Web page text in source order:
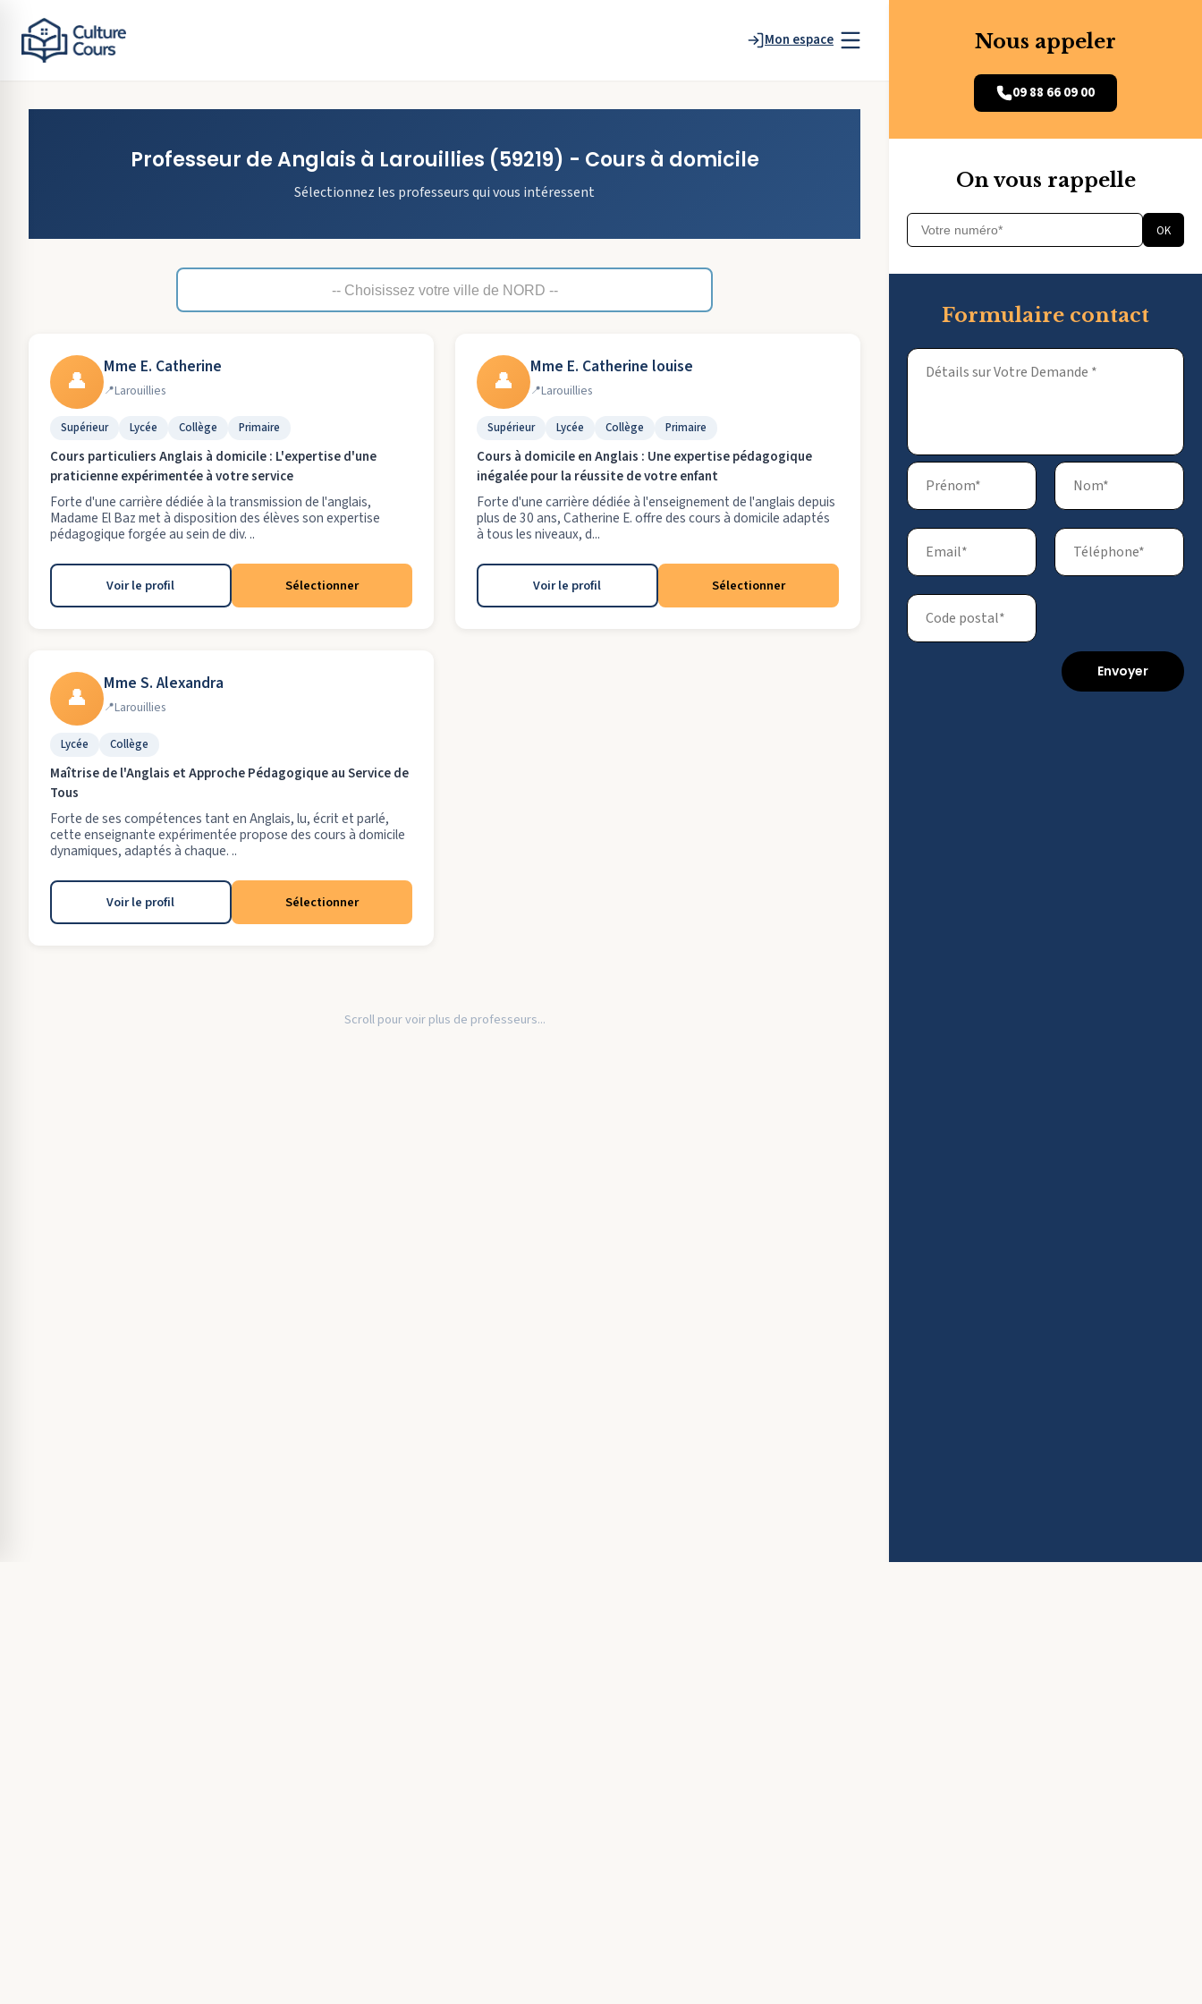
Mon espace
Professeur deAnglais à Larouillies (59219) - Cours à domicile
Sélectionnez les professeurs qui vous intéressent
👤 Mme E. Catherine
Larouillies
Supérieur Lycée Collège Primaire
Cours particuliers Anglais à domicile : L'expertise d'une
praticienne expérimentée à votre service
Forte d'une carrière dédiée à la transmission de l'anglais,
Madame El Baz met à disposition des élèves son expertise
pédagogique forgée au sein de div. ..
Voir le profil Sélectionner
👤 Mme E. Catherine louise
Larouillies
Supérieur Lycée Collège Primaire
Cours à domicile en Anglais : Une expertise pédagogique
inégalée pour la réussite de votre enfant
Forte d'une carrière dédiée à l'enseignement de l'anglais depuis
plus de 30 ans, Catherine E. offre des cours à domicile adaptés
à tous les niveaux, d...
Voir le profil Sélectionner
👤 Mme S. Alexandra
Larouillies
Lycée Collège
Maîtrise de l'Anglais et Approche Pédagogique au Service de
Tous
Forte de ses compétences tant en Anglais, lu, écrit et parlé,
cette enseignante expérimentée propose des cours à domicile
dynamiques, adaptés à chaque. ..
Voir le profil Sélectionner
Scroll pour voir plus de professeurs...
Nous appeler
09 88 66 09 00
On vous rappelle
OK
Formulaire contact
Envoyer